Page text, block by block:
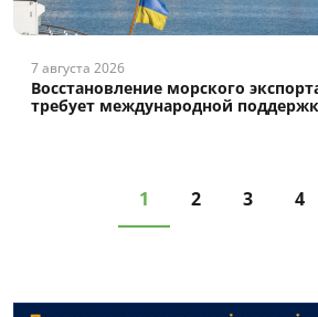
7 августа 2026
Восстановление морского
требует международной
1 2 3 4